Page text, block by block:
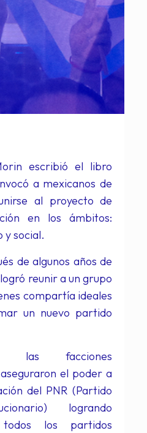
escribió el libro
a mexicanos de
al proyecto de
en los ámbitos:
y social.
de algunos años de
reunir a un grupo
compartía ideales
un nuevo partido
las facciones
el poder a
del PNR (Partido
logrando
los partidos